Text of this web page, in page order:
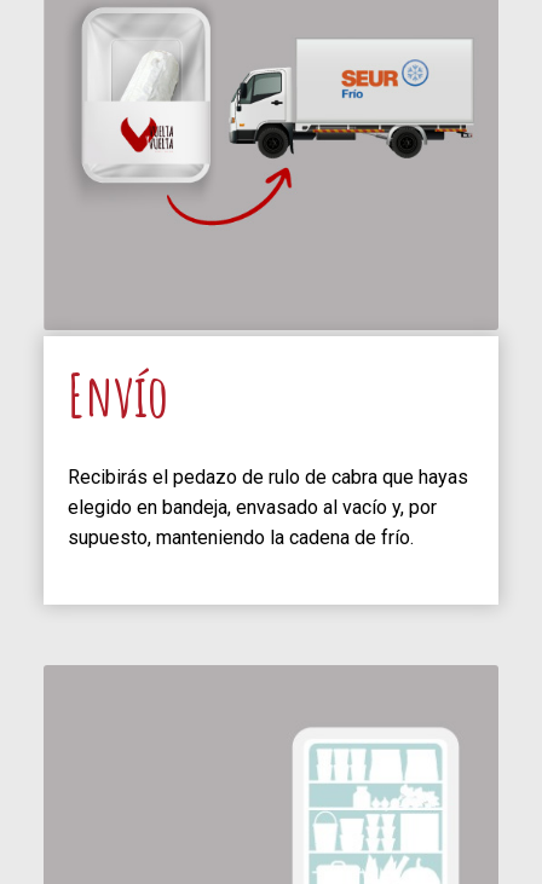
Envío
Recibirás el pedazo de rulo de cabra que hayas
elegido en bandeja, envasado al vacío y, por
supuesto, manteniendo la cadena de frío.